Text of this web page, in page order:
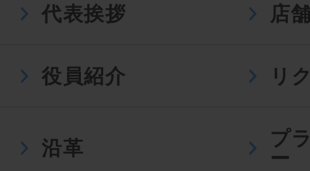
代表挨拶 店
役員紹介 リ
沿革
プ
ー